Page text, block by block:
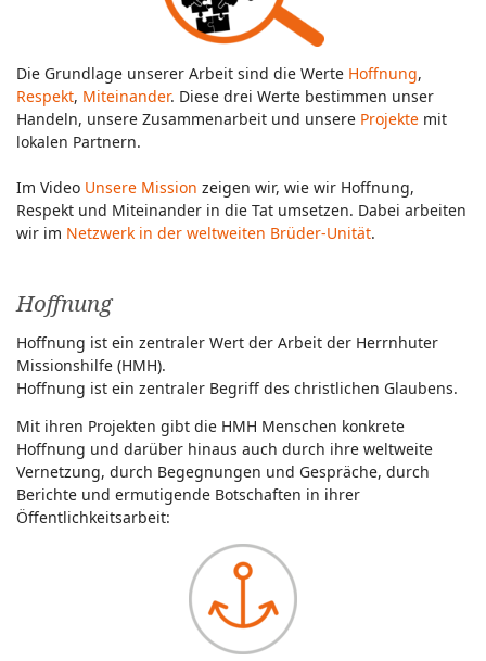
Die Grundlage unserer Arbeit sind die Werte Hoffnung,
Respekt, Miteinander. Diese drei Werte bestimmen unser
Handeln, unsere Zusammenarbeit und unsere Projekte mit
lokalen Partnern.
Im Video Unsere Mission zeigen wir, wie wir Hoffnung,
Respekt und Miteinander in die Tat umsetzen. Dabei arbeiten
wir im Netzwerk in der weltweiten Brüder-Unität.
Hoffnung
Hoffnung ist ein zentraler Wert der Arbeit der Herrnhuter
Missionshilfe (HMH).
Hoffnung ist ein zentraler Begriff des christlichen Glaubens.
Mit ihren Projekten gibt die HMH Menschen konkrete
Hoffnung und darüber hinaus auch durch ihre weltweite
Vernetzung, durch Begegnungen und Gespräche, durch
Berichte und ermutigende Botschaften in ihrer
Öffentlichkeitsarbeit: